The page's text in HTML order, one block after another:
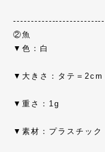
②魚
▼色：白
▼大きさ：タテ＝
▼重さ：1g
▼素材：プラスチック